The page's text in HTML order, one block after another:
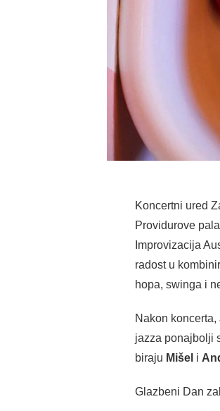
Koncertni ured
Providurove
Improvizacija
radost u
hopa, swinga i
Nakon koncerta,
jazza ponajbolji
biraju Mišel i
Glazbeni Dan